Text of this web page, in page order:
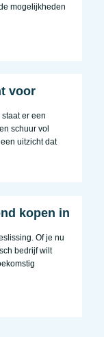
mogelijkheden
voor
er een
schuur vol
uitzicht dat
kopen in
Of je nu
bedrijf wilt